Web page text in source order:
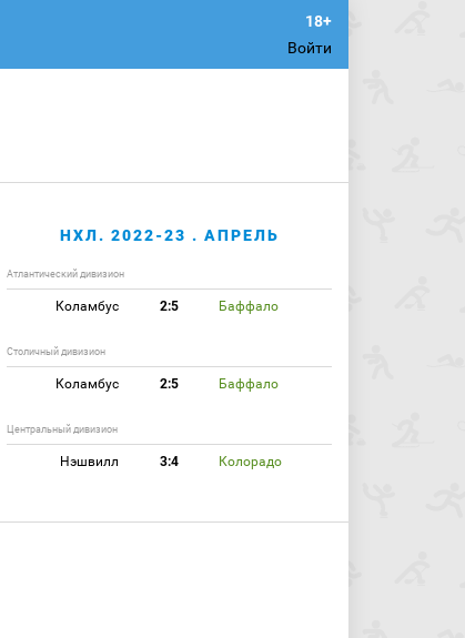
Войти
НХЛ. 2022-23 . АПРЕЛЬ
Атлантический дивизион
Коламбус 2:5 Баффало
Столичный дивизион
Коламбус 2:5 Баффало
Центральный дивизион
Нэшвилл 3:4 Колорадо